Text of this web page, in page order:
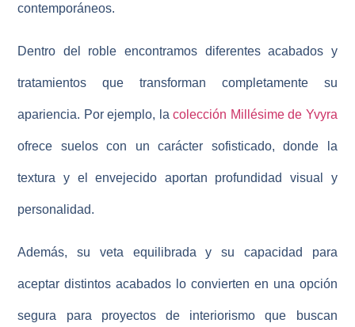
contemporáneos.
Dentro del roble encontramos diferentes acabados y
tratamientos que transforman completamente su
apariencia. Por ejemplo, lacolección Millésime de Yvyra
ofrece suelos con un carácter sofisticado, donde la
textura y el envejecido aportan profundidad visual y
personalidad.
Además, su veta equilibraday su capacidad para
aceptar distintos acabados lo convierten en una opción
segura para proyectos de interiorismo que buscan